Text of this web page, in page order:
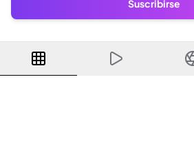
Suscribirse